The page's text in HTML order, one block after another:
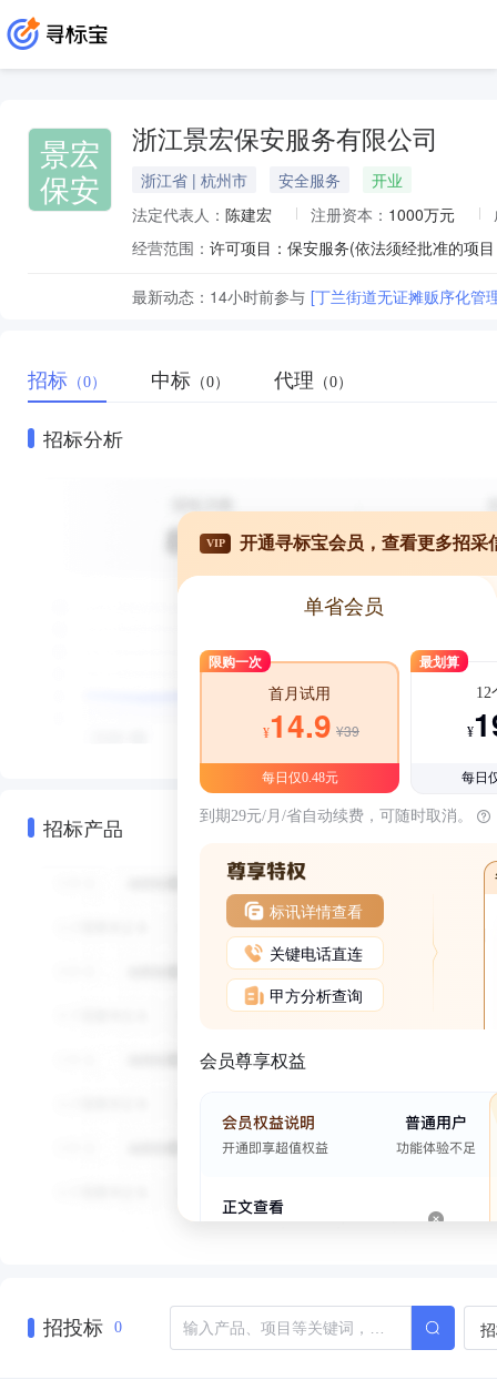
景宏
保安
浙江景宏保安服务有限公司
浙江省 | 杭州市 安全服务
开业
法定代表人： 陈建宏 注册资本： 1000万元
经营范围：
最新动态： 14小时前参与 [丁兰街道无证摊贩序化管
招标 （0） 中标 （0） 代理 （0）
招标分析
招标产品
VIP 开通寻标宝会员，查看更多招采
单省会员
限购一次
首月试用
¥14.9 ¥39
每日仅0.48元
最划算
12
¥
每日
到期29元/月/省自动续费，可随时取消。
标讯详情查看
关键电话直连
甲方分析查询
会员尊享权益
招投标 0